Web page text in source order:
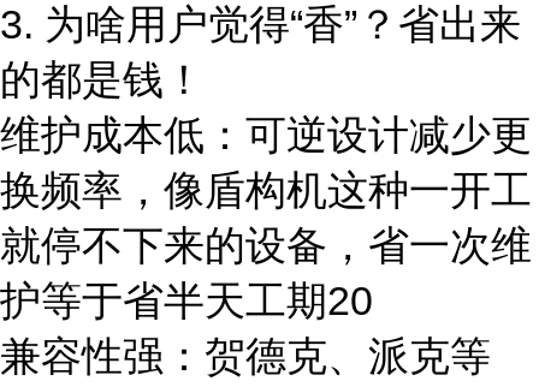
3. 为啥用户觉得“香”？省出来
的都是钱！
维护成本低：可逆设计减少更
换频率，像盾构机这种一开工
就停不下来的设备，省一次维
护等于省半天工期20
兼容性强：贺德克、派克等